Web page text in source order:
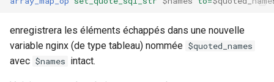
xxhash
enregistrera les éléments échappés dans une nouvelle
variable nginx (de type tableau) nommée $quoted_names
avec $names intact.